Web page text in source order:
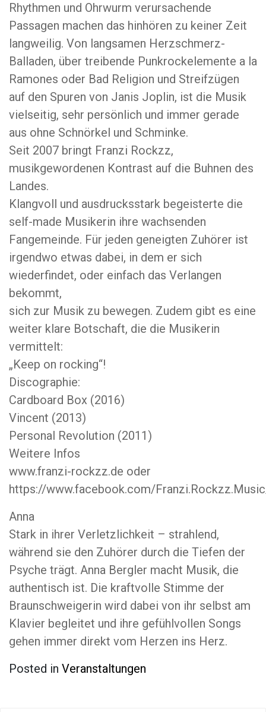
Rhythmen und Ohrwurm verursachende
Passagen machen das hinhören zu keiner Zeit
langweilig. Von langsamen Herzschmerz-
Balladen, über treibende Punkrockelemente a la
Ramones oder Bad Religion und Streifzügen
auf den Spuren von Janis Joplin, ist die Musik
vielseitig, sehr persönlich und immer gerade
aus ohne Schnörkel und Schminke.
Seit 2007 bringt Franzi Rockzz,
musikgewordenen Kontrast auf die Buhnen des
Landes.
Klangvoll und ausdrucksstark begeisterte die
self-made Musikerin ihre wachsenden
Fangemeinde. Für jeden geneigten Zuhörer ist
irgendwo etwas dabei, in dem er sich
wiederfindet, oder einfach das Verlangen
bekommt,
sich zur Musik zu bewegen. Zudem gibt es eine
weiter klare Botschaft, die die Musikerin
vermittelt:
„Keep on rocking“!
Discographie:
Cardboard Box (2016)
Vincent (2013)
Personal Revolution (2011)
Weitere Infos
www.franzi-rockzz.de oder
https://www.facebook.com/
Anna
Stark in ihrer Verletzlichkeit – strahlend,
während sie den Zuhörer durch die Tiefen der
Psyche trägt. Anna Bergler macht Musik, die
authentisch ist. Die kraftvolle Stimme der
Braunschweigerin wird dabei von ihr selbst am
Klavier begleitet und ihre gefühlvollen Songs
gehen immer direkt vom Herzen ins Herz.
Posted in Veranstaltungen